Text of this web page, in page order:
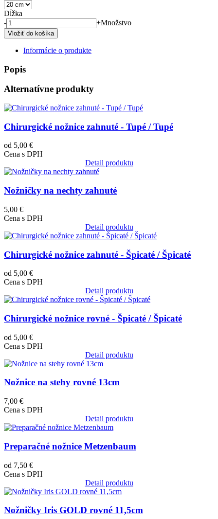
Dĺžka
-
+Množstvo
Informácie o produkte
Popis
Alternatívne produkty
Obrázok
Chirurgické nožnice zahnuté - Tupé / Tupé
od 5,00 €
Cena s DPH
Detail produktu
Obrázok
Nožničky na nechty zahnuté
5,00 €
Cena s DPH
Detail produktu
Obrázok
Chirurgické nožnice zahnuté - Špicaté / Špicaté
od 5,00 €
Cena s DPH
Detail produktu
Obrázok
Chirurgické nožnice rovné - Špicaté / Špicaté
od 5,00 €
Cena s DPH
Detail produktu
Obrázok
Nožnice na stehy rovné 13cm
7,00 €
Cena s DPH
Detail produktu
Obrázok
Preparačné nožnice Metzenbaum
od 7,50 €
Cena s DPH
Detail produktu
Obrázok
Nožničky Iris GOLD rovné 11,5cm